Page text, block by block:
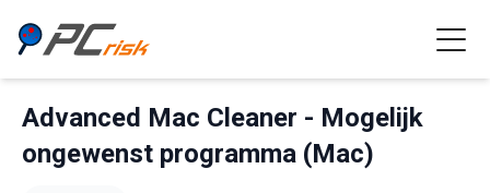
Advanced Mac Cleaner - Mogelijk
ongewenst programma (Mac)